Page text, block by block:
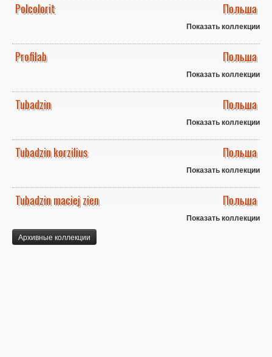
Polcolorit Польша
Показать коллекции
Profilab Польша
Показать коллекции
Tubadzin Польша
Показать коллекции
Tubadzin korzilius Польша
Показать коллекции
Tubadzin maciej zien Польша
Показать коллекции
Архивные коллекции